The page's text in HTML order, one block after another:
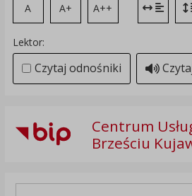
A
A+ A++ Zmień
Lektor:
Czytaj odnośniki
Centrum
Brześciu